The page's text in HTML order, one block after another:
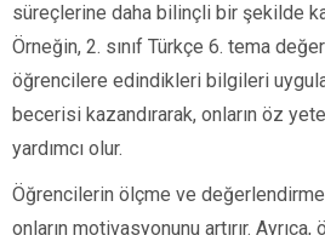
süreçlerine daha bilinçli bir şekilde
Örneğin, 2. sınıf Türkçe 6. tema
öğrencilere edindikleri bilgileri
becerisi kazandırarak, onların öz
yardımcı olur.
Öğrencilerin ölçme ve
onların motivasyonunu artırır.